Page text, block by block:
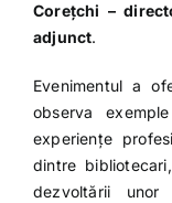
Corețchi –
adjunct.
Evenimentul a
observa
experiențe
dintre
dezvoltării unor